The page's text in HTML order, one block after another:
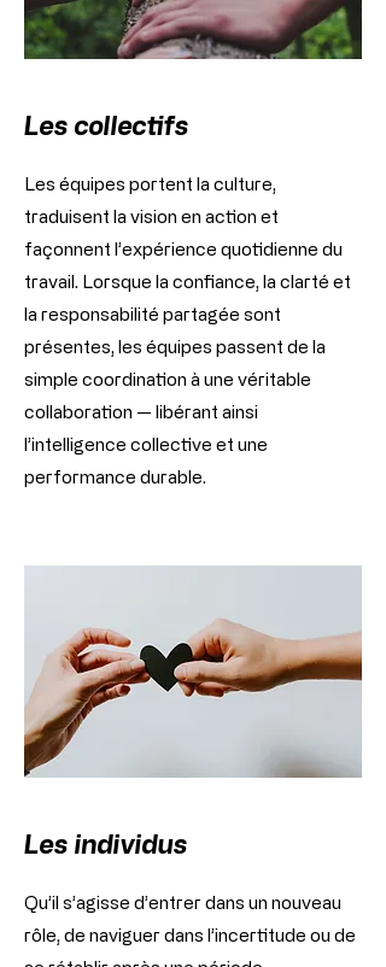
Les collectifs
Les équipes portent la culture,
traduisent la vision en action et
façonnent l’expérience quotidienne du
travail. Lorsque la confiance, la clarté et
la responsabilité partagée sont
présentes, les équipes passent de la
simple coordination à une véritable
collaboration — libérant ainsi
l’intelligence collective et une
performance durable.
Les individus
Qu’il s’agisse d’entrer dans un nouveau
rôle, de naviguer dans l’incertitude ou de